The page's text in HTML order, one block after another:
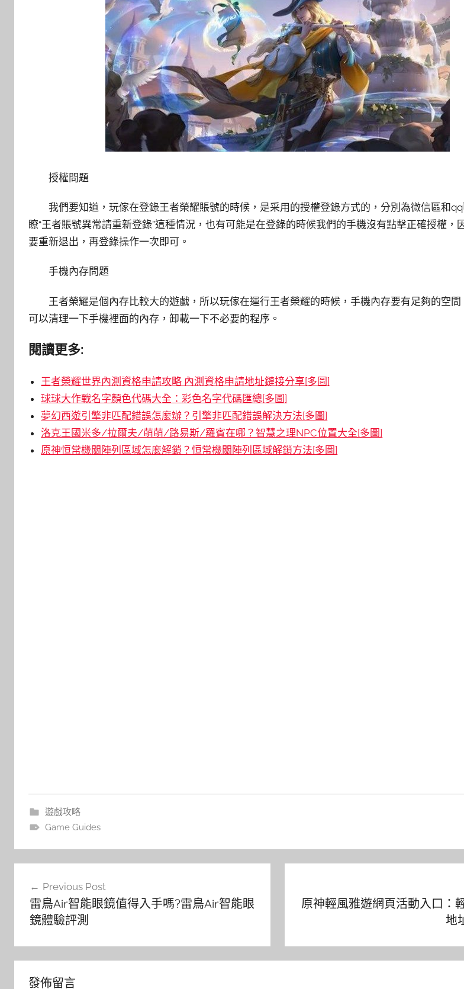
授權問題
我們要知道，玩傢在登錄王者榮耀賬號的時候，是采用的授權登錄方式的，分別為微信區和qq
瞭“王者賬號異常請重新登錄”這種情況，也有可能是在登錄的時候我們的手機沒有點擊正確授權，
要重新退出，再登錄操作一次即可。
手機內存問題
王者榮耀是個內存比較大的遊戲，所以玩傢在運行王者榮耀的時候，手機內存要有足夠的空
可以清理一下手機裡面的內存，卸載一下不必要的程序。
閱讀更多:
王者榮耀世界內測資格申請攻略 內測資格申請地址鏈接分享[多圖]
球球大作戰名字顏色代碼大全：彩色名字代碼匯總[多圖]
夢幻西遊引擎非匹配錯誤怎麼辦？引擎非匹配錯誤解決方法[多圖]
洛克王國米多/拉爾夫/萌萌/路易斯/羅賓在哪？智慧之理NPC位置大全[多圖]
原神恒常機關陣列區域怎麼解鎖？恒常機關陣列區域解鎖方法[多圖]
遊戲攻略
Game Guides
Previous Post
雷鳥Air智能眼鏡值得入手嗎?雷鳥Air智能眼
鏡體驗評測
原神輕風雅遊網頁活動入口：
地
發佈留言